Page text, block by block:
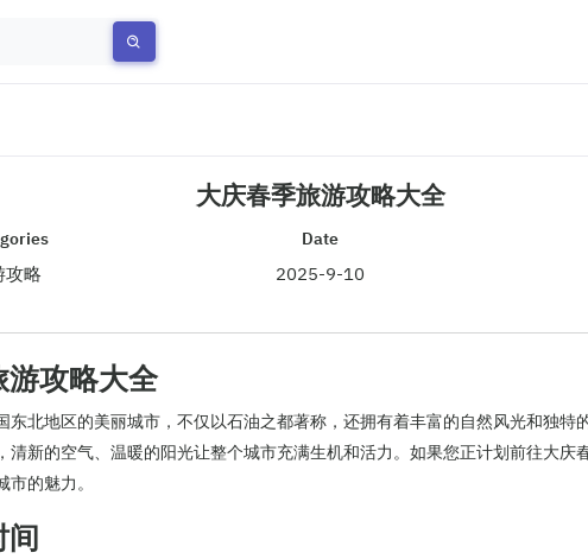
大庆春季旅游攻略大全
攻略
Date
2025-9-10
攻略大全
东北地区的美丽城市，不仅以石油之都著称，还拥有着丰富的自然风光和独特
清新的空气、温暖的阳光让整个城市充满生机和活力。如果您正计划前往大庆
的魅力。
间